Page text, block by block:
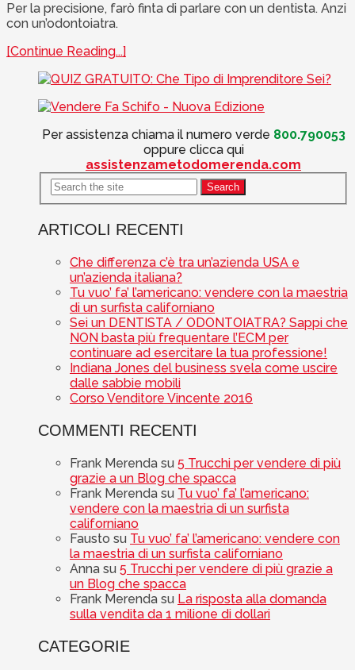
Per la precisione, farò finta di parlare con un dentista. Anzi
con un’odontoiatra.
[Continue Reading...]
Per assistenza chiama il numero verde 800.790053
oppure clicca qui
assistenzametodomerenda.com
ARTICOLI RECENTI
Che differenza c’è tra un’azienda USA e
un’azienda italiana?
Tu vuo’ fa’ l’americano: vendere con la maestria
di un surfista californiano
Sei un DENTISTA / ODONTOIATRA? Sappi che
NON basta più frequentare l’ECM per
continuare ad esercitare la tua professione!
Indiana Jones del business svela come uscire
dalle sabbie mobili
Corso Venditore Vincente 2016
COMMENTI RECENTI
Frank Merenda su 5 Trucchi per vendere di più
grazie a un Blog che spacca
Frank Merenda su Tu vuo’ fa’ l’americano:
vendere con la maestria di un surfista
californiano
Fausto su Tu vuo’ fa’ l’americano: vendere con
la maestria di un surfista californiano
Anna su 5 Trucchi per vendere di più grazie a
un Blog che spacca
Frank Merenda su La risposta alla domanda
sulla vendita da 1 milione di dollari
CATEGORIE